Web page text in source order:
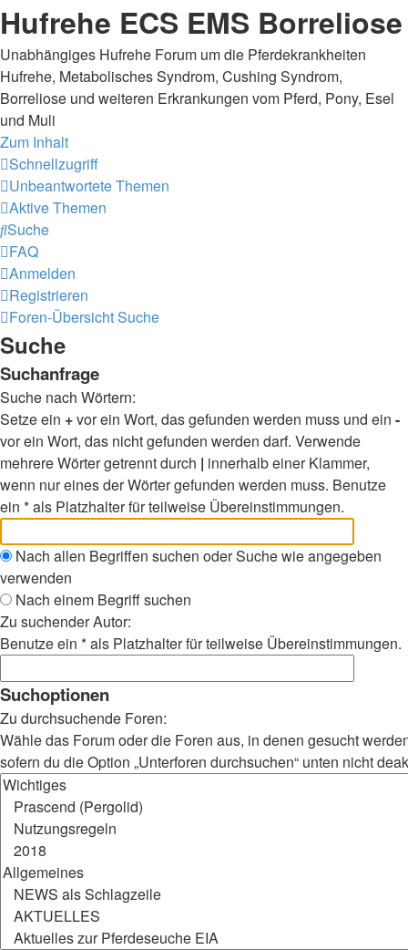
Hufrehe ECS EMS Borreliose
Unabhängiges Hufrehe Forum um die Pferdekrankheiten
Hufrehe, Metabolisches Syndrom, Cushing Syndrom,
Borreliose und weiteren Erkrankungen vom Pferd, Pony, Esel
und Muli
Zum Inhalt
Schnellzugriff
Unbeantwortete Themen
Aktive Themen
Suche
FAQ
Anmelden
Registrieren
Foren-ÜbersichtSuche
Suche
Suchanfrage
Suche nach Wörtern:
Setze ein +vor ein Wort, das gefunden werden muss und ein -
vor ein Wort, das nicht gefunden werden darf. Verwende
mehrere Wörter getrennt durch | innerhalb einer Klammer,
wenn nur eines der Wörter gefunden werden muss. Benutze
ein * als Platzhalter für teilweise Übereinstimmungen.
Nach allen Begriffen suchen oder Suche wie angegeben
verwenden
Nach einem Begriff suchen
Zu suchender Autor:
Benutze ein * als Platzhalter für teilweise Übereinstimmungen.
Suchoptionen
Zu durchsuchende Foren:
Wähle das Forum oder die Foren aus, in denen gesucht
sofern du die Option „Unterforen durchsuchen“ unten nicht